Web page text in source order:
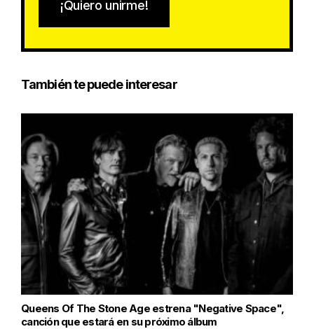
¡Quiero unirme!
También te puede interesar
Queens Of The Stone Age estrena "Negative Space",
canción que estará en su próximo álbum